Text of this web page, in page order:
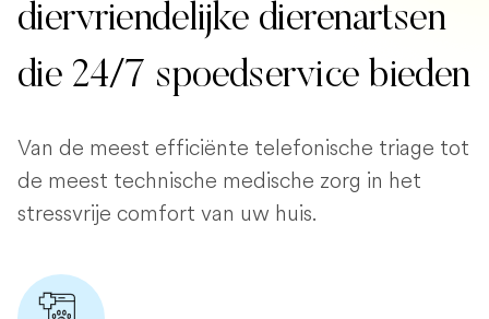
diervriendelijke dierenartsen
die 24/7 spoedservice bieden
Van de meest efficiënte telefonische triage tot
de meest technische medische zorg in het
stressvrije comfort van uw huis.